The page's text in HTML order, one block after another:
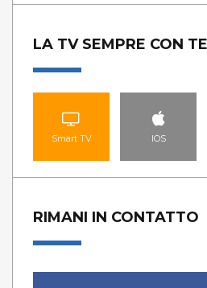
LA TV SEMPRE CON TE
Smart TV IOS
RIMANI IN CONTATTO